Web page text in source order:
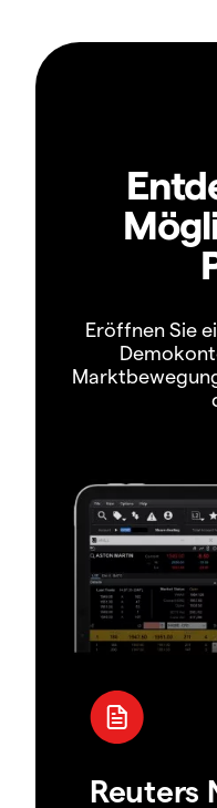
Eröffnen Sie
Reuters